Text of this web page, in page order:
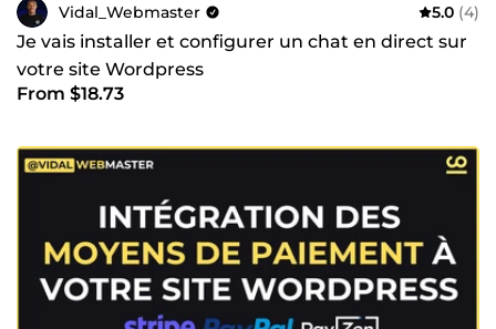
Vidal_Webmaster 5.0 (4)
Je vais installer et configurer un chat en direct sur
votre site Wordpress
From $18.73